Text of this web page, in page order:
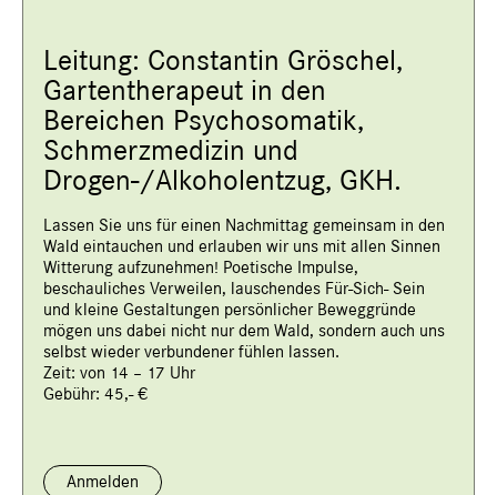
Leitung: Constantin Gröschel,
Gartentherapeut in den
Bereichen Psychosomatik,
Schmerzmedizin und
Drogen-/Alkoholentzug, GKH.
Lassen Sie uns für einen Nachmittag gemeinsam in den
Wald eintauchen und erlauben wir uns mit allen Sinnen
Witterung aufzunehmen! Poetische Impulse,
beschauliches Verweilen, lauschendes Für-Sich- Sein
und kleine Gestaltungen persönlicher Beweggründe
mögen uns dabei nicht nur dem Wald, sondern auch uns
selbst wieder verbundener fühlen lassen.
Zeit: von 14 – 17 Uhr
Gebühr: 45,- €
Anmelden